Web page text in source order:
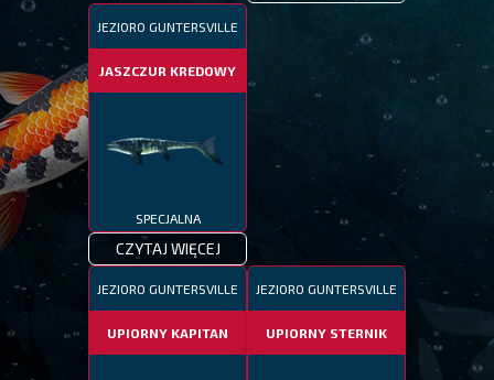
JEZIORO GUNTERSVILLE
JASZCZUR KREDOWY
SPECJALNA
CZYTAJ WIĘCEJ
JEZIORO GUNTERSVILLE
UPIORNY KAPITAN
JEZIORO GUNTERSVILLE
UPIORNY STERNIK